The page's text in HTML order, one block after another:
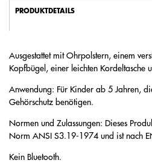
PRODUKTDETAILS
Ausgestattet mit Ohrpolstern, einem
Kopfbügel, einer leichten Kordeltasche
Anwendung: Für Kinder ab 5 Jahren,
Gehörschutz benötigen.
Normen und Zulassungen: Dieses
Norm ANSI S3.19-1974 und ist nach
Kein Bluetooth.